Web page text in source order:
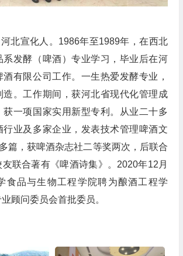
北宣化人。1986年至1989年，在西北
系发酵（啤酒）专业学习，毕业后在河
有限公司工作。一生热爱发酵专业，
造。工作期间，获河北省现代化管理成
获一项国家实用新型专利。从业二十多
行业及多家企业，发表技术管理啤酒文
篇，获啤酒杂志社二等奖两次，后联合
联合著有《啤酒诗集》。2020年12月
食品与生物工程学院聘为酿酒工程学
顾问委员会首批委员。